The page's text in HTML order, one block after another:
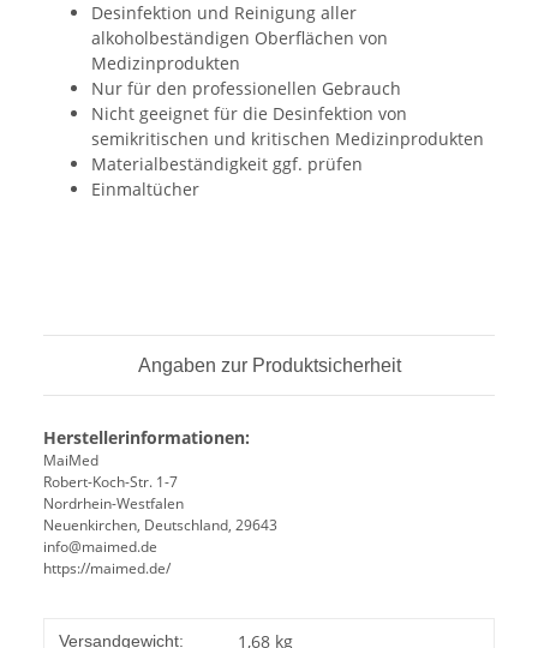
Desinfektion und Reinigung aller
alkoholbeständigen Oberflächen von
Medizinprodukten
Nur für den professionellen Gebrauch
Nicht geeignet für die Desinfektion von
semikritischen und kritischen Medizinprodukten
Materialbeständigkeit ggf. prüfen
Einmaltücher
Angaben zur Produktsicherheit
Herstellerinformationen:
MaiMed
Robert-Koch-Str. 1-7
Nordrhein-Westfalen
Neuenkirchen, Deutschland, 29643
info@maimed.de
https://maimed.de/
Versandgewicht: 1,68 kg